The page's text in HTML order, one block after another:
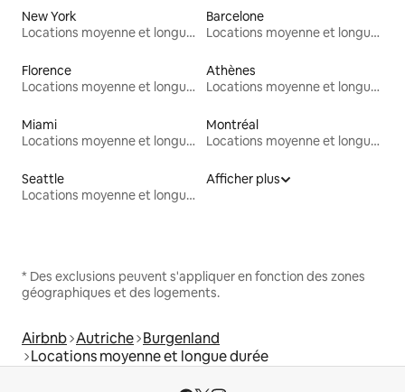
New York
Locations moyenne et longue durée
Barcelone
Locations moyenne et longue durée
Florence
Locations moyenne et longue durée
Athènes
Locations moyenne et longue durée
Miami
Locations moyenne et longue durée
Montréal
Locations moyenne et longue durée
Seattle
Locations moyenne et longue durée
Afficher plus
* Des exclusions peuvent s'appliquer en fonction des zones
géographiques et des logements.
Airbnb Autriche Burgenland
Locations moyenne et longue durée